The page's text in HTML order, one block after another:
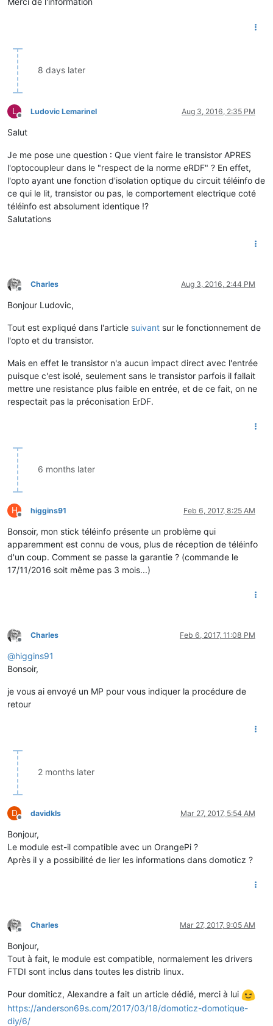
8 days later
L
Offline
Ludovic Lemarinel Aug 3, 2016, 2:35 PM
Salut
Je me pose une question : Que vient faire le transistor APRES
l'optocoupleur dans le "respect de la norme eRDF" ? En effet,
l'opto ayant une fonction d'isolation optique du circuit téléinfo de
ce qui le lit, transistor ou pas, le comportement electrique coté
téléinfo est absolument identique !?
Salutations
Offline
Charles Aug 3, 2016, 2:44 PM
Bonjour Ludovic,
Tout est expliqué dans l'article suivant sur le fonctionnement de
l'opto et du transistor.
Mais en effet le transistor n'a aucun impact direct avec l'entrée
puisque c'est isolé, seulement sans le transistor parfois il fallait
mettre une resistance plus faible en entrée, et de ce fait, on ne
respectait pas la préconisation ErDF.
6 months later
H
Offline
higgins91 Feb 6, 2017, 8:25 AM
Bonsoir, mon stick téléinfo présente un problème qui
apparemment est connu de vous, plus de réception de téléinfo
d'un coup. Comment se passe la garantie ? (commande le
17/11/2016 soit même pas 3 mois...)
Offline
Charles Feb 6, 2017, 11:08 PM
@higgins91
Bonsoir,
je vous ai envoyé un MP pour vous indiquer la procédure de
retour
2 months later
D
Offline
davidkls Mar 27, 2017, 5:54 AM
Bonjour,
Le module est-il compatible avec un OrangePi ?
Après il y a possibilité de lier les informations dans domoticz ?
Offline
Charles Mar 27, 2017, 9:05 AM
Bonjour,
Tout à fait, le module est compatible, normalement les drivers
FTDI sont inclus dans toutes les distrib linux.
Pour domiticz, Alexandre a fait un article dédié, merci à lui
https://anderson69s.com/2017/03/18/domoticz-domotique-
diy/6/